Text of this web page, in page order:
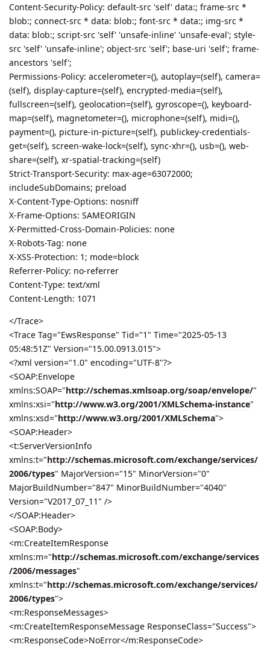
Content-Security-Policy: default-src 'self' data:; frame-src *
blob:; connect-src * data: blob:; font-src * data:; img-src *
data: blob:; script-src 'self' 'unsafe-inline' 'unsafe-eval'; style-
src 'self' 'unsafe-inline'; object-src 'self'; base-uri 'self'; frame-
ancestors 'self';
Permissions-Policy: accelerometer=(), autoplay=(self), camera=
(self), display-capture=(self), encrypted-media=(self),
fullscreen=(self), geolocation=(self), gyroscope=(), keyboard-
map=(self), magnetometer=(), microphone=(self), midi=(),
payment=(), picture-in-picture=(self), publickey-credentials-
get=(self), screen-wake-lock=(self), sync-xhr=(), usb=(), web-
share=(self), xr-spatial-tracking=(self)
Strict-Transport-Security: max-age=63072000;
includeSubDomains; preload
X-Content-Type-Options: nosniff
X-Frame-Options: SAMEORIGIN
X-Permitted-Cross-Domain-Policies: none
X-Robots-Tag: none
X-XSS-Protection: 1; mode=block
Referrer-Policy: no-referrer
Content-Type: text/xml
Content-Length: 1071
</Trace>
<Trace Tag="EwsResponse" Tid="1" Time="2025-05-13
05:48:51Z" Version="15.00.0913.015">
<?xml version="1.0" encoding="UTF-8"?>
<SOAP:Envelope
xmlns:SOAP="http://schemas.xmlsoap.org/soap/envelope/"
xmlns:xsi="http://www.w3.org/2001/XMLSchema-instance"
xmlns:xsd="http://www.w3.org/2001/XMLSchema">
<SOAP:Header>
<t:ServerVersionInfo
xmlns:t="http://schemas.microsoft.com/exchange/services/
2006/types" MajorVersion="15" MinorVersion="0"
MajorBuildNumber="847" MinorBuildNumber="4040"
Version="V2017_07_11" />
</SOAP:Header>
<SOAP:Body>
<m:CreateItemResponse
xmlns:m="http://schemas.microsoft.com/exchange/services
/2006/messages"
xmlns:t="http://schemas.microsoft.com/exchange/services/
2006/types">
<m:ResponseMessages>
<m:CreateItemResponseMessage ResponseClass="Success">
<m:ResponseCode>NoError</m:ResponseCode>